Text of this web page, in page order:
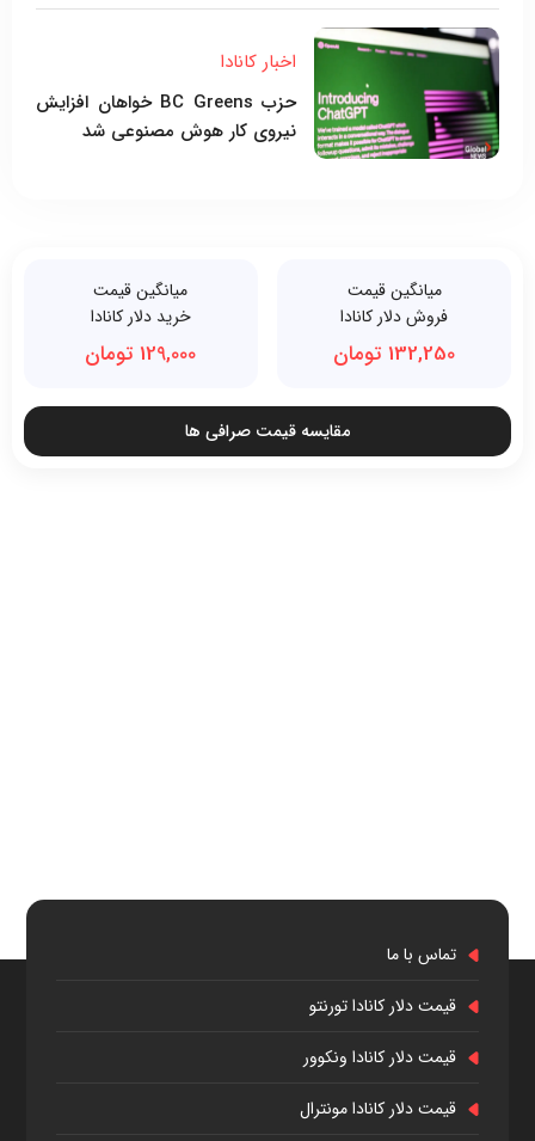
اخبار کانادا
حزب BC Greens خواهان افزایش
نیروی کار هوش مصنوعی شد
میانگین قیمت
فروش دلار کانادا
132,250 تومان
میانگین قیمت
خرید دلار کانادا
129,000 تومان
مقایسه قیمت صرافی ها
تماس با ما
قیمت دلار کانادا تورنتو
قیمت دلار کانادا ونکوور
قیمت دلار کانادا مونترال